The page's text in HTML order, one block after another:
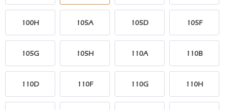
100H 105A 105D 105F
105G 105H 110A 110B
110D 110F 110G 110H